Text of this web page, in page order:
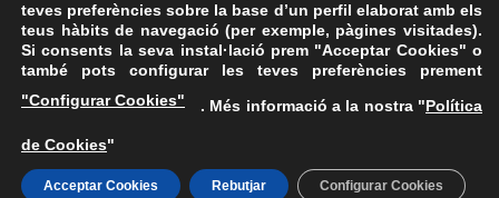
FAQs
ASSEMBLEA NACIONAL CATALANA
Carrer de la Marina, 315, 08025 Barcelona · 93 347 17 14
teves preferències sobre la base d’un perfil elaborat amb els
teus hàbits de navegació (per exemple, pàgines visitades).
Si consents la seva instal·lació prem "Acceptar Cookies" o
també pots configurar les teves preferències prement
"Configurar Cookies"
. Més informació a la nostra "Política
de Cookies"
Acceptar Cookies Rebutjar Configurar Cookies